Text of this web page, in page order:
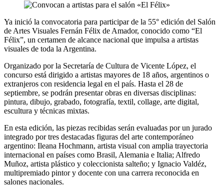
Ya inició la convocatoria para participar de la 55° edición del Salón
de Artes Visuales Fernán Félix de Amador, conocido como “El
Félix”, un certamen de alcance nacional que impulsa a artistas
visuales de toda la Argentina.
Organizado por la Secretaría de Cultura de Vicente López, el
concurso está dirigido a artistas mayores de 18 años, argentinos o
extranjeros con residencia legal en el país. Hasta el 28 de
septiembre, se podrán presentar obras en diversas disciplinas:
pintura, dibujo, grabado, fotografía, textil, collage, arte digital,
escultura y técnicas mixtas.
En esta edición, las piezas recibidas serán evaluadas por un jurado
integrado por tres destacadas figuras del arte contemporáneo
argentino: Ileana Hochmann, artista visual con amplia trayectoria
internacional en países como Brasil, Alemania e Italia; Alfredo
Muñoz, artista plástico y coleccionista salteño; y Ignacio Valdéz,
multipremiado pintor y docente con una carrera reconocida en
salones nacionales.